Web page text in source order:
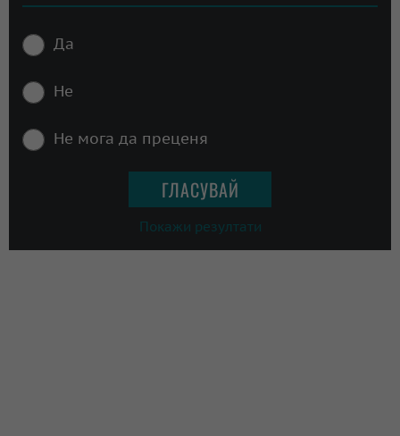
Да
Не
Не мога да преценя
Покажи резултати